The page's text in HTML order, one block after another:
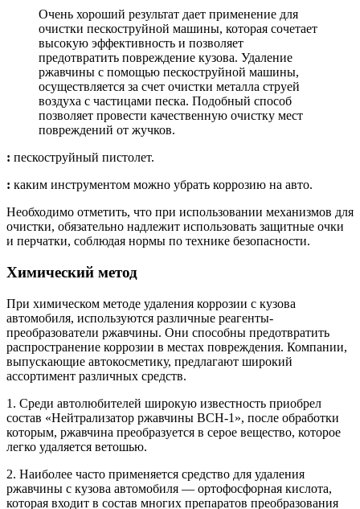
Очень хороший результат дает применение для
очистки пескоструйной машины, которая сочетает
высокую эффективность и позволяет
предотвратить повреждение кузова. Удаление
ржавчины с помощью пескоструйной машины,
осуществляется за счет очистки металла струей
воздуха с частицами песка. Подобный способ
позволяет провести качественную очистку мест
повреждений от жучков.
: пескоструйный пистолет.
: каким инструментом можно убрать коррозию на авто.
Необходимо отметить, что при использовании механизмов для
очистки, обязательно надлежит использовать защитные очки
и перчатки, соблюдая нормы по технике безопасности.
Химический метод
При химическом методе удаления коррозии с кузова
автомобиля, используются различные реагенты-
преобразователи ржавчины. Они способны предотвратить
распространение коррозии в местах повреждения. Компании,
выпускающие автокосметику, предлагают широкий
ассортимент различных средств.
1. Среди автолюбителей широкую известность приобрел
состав «Нейтрализатор ржавчины ВСН-1», после обработки
которым, ржавчина преобразуется в серое вещество, которое
легко удаляется ветошью.
2. Наиболее часто применяется средство для удаления
ржавчины с кузова автомобиля — ортофосфорная кислота,
которая входит в состав многих препаратов преобразования